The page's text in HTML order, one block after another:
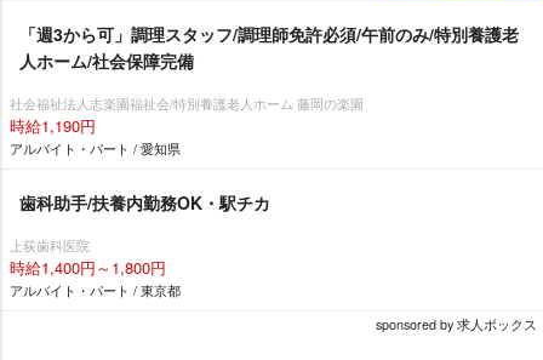
「週3から可」調理スタッフ/調理師免許必須/午前のみ/特別養護老
人ホーム/社会保障完備
社会福祉法人志楽園福祉会/特別養護老人ホーム 藤岡の楽園
時給1,190円
アルバイト・パート / 愛知県
歯科助手/扶養内勤務OK・駅チカ
上荻歯科医院
時給1,400円～1,800円
アルバイト・パート / 東京都
sponsored by 求人ボックス